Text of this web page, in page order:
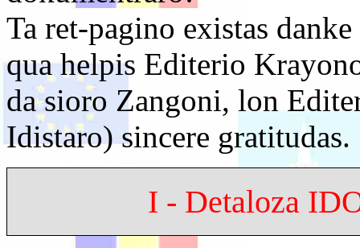
Ta ret-pagino existas
qua helpis Editerio
da sioro Zangoni, lon
Idistaro) sincere gratitudas.
I - Detaloza